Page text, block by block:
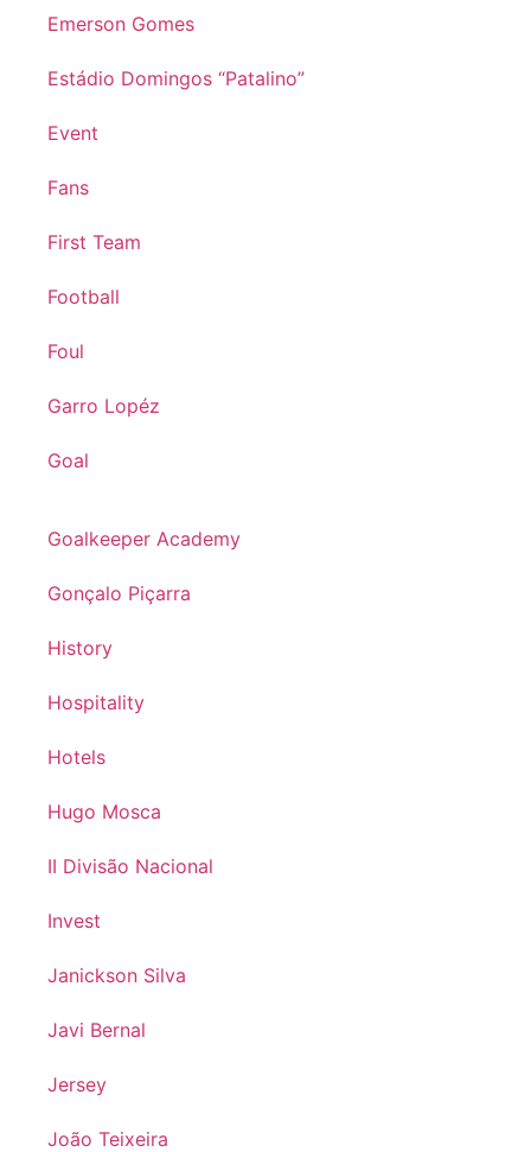
Emerson Gomes
Estádio Domingos “Patalino”
Event
Fans
First Team
Football
Foul
Garro Lopéz
Goal
Goalkeeper Academy
Gonçalo Piçarra
History
Hospitality
Hotels
Hugo Mosca
II Divisão Nacional
Invest
Janickson Silva
Javi Bernal
Jersey
João Teixeira